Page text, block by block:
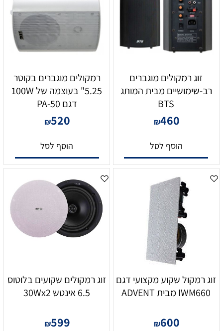
זוג רמקולים מוגברים
רב-שימושיים מבית המותג
BTS
₪460
הוסף לסל
רמקולים מוגברים בקוטר
5.25" בעוצמה של 100W
דגם PA-50
₪520
הוסף לסל
זוג רמקול שקוע מקצועי דגם
IWM660 מבית ADVENT
₪600
זוג רמקולים שקועים בלוטוס
6.5 אינטש 30Wx2
₪599